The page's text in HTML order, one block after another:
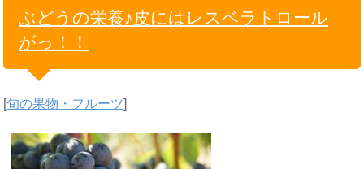
ぶどうの栄養♪皮にはレスベラトロール
がっ！！
[旬の果物・フルーツ]